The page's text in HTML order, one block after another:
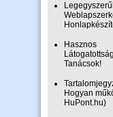
Hasznos
Tanácsok!
Hogyan
HuPont.hu)